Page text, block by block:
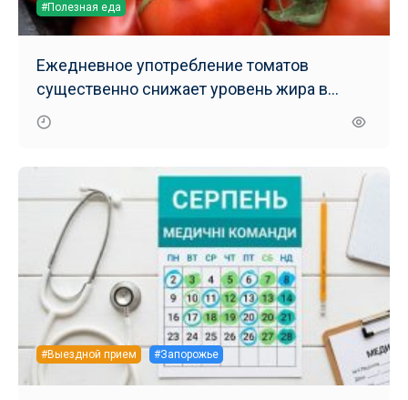
#Полезная еда
Ежедневное употребление томатов
существенно снижает уровень жира в
печени – результаты нового исследования
#Выездной прием #Запорожье